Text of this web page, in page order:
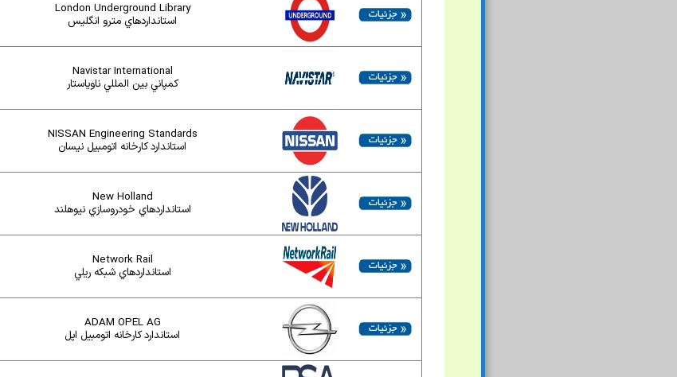
London Underground Library
استانداردهاي مترو انگليس
Navistar International
کمپاني بين المللي ناوياستار
NISSAN Engineering Standards
استاندارد کارخانه اتومبيل نيسان
New Holland
استانداردهاي خودروسازي نيوهلند
Network Rail
استانداردهاي شبکه ريلي
ADAM OPEL AG
استاندارد کارخانه اتومبيل اپل